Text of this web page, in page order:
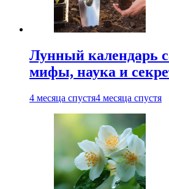
Лунный календарь
мифы, наука и
4 месяца спустя4 месяца спустя